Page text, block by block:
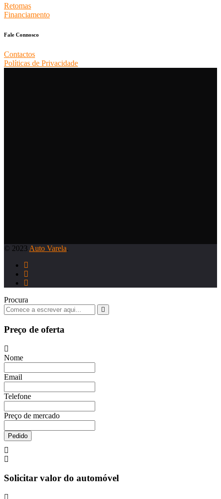
Retomas
Financiamento
Fale Connosco
Contactos
Políticas de Privacidade
© 2023 Auto Varela.
Procura
Preço de oferta
Nome
Email
Telefone
Preço de mercado
Pedido
Solicitar valor do automóvel